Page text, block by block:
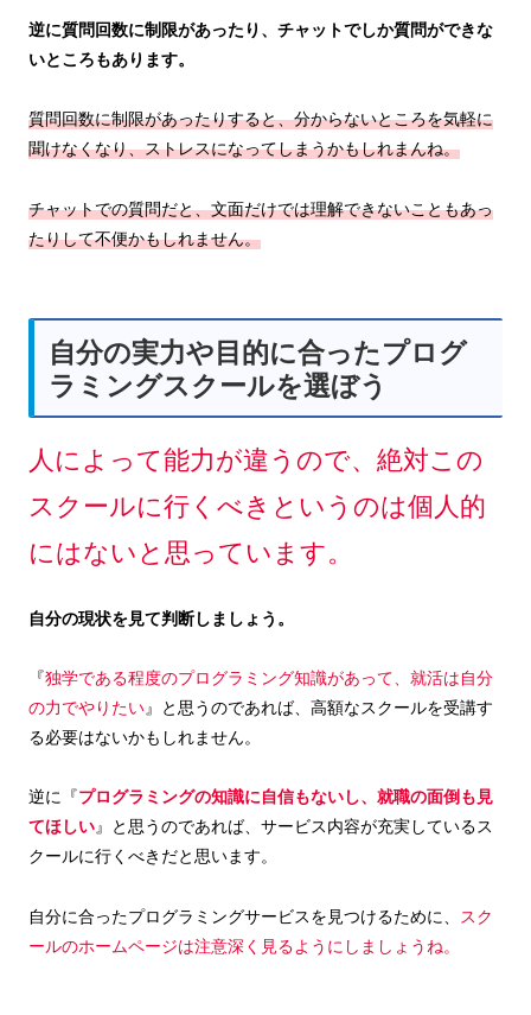
逆に質問回数に制限があったり、チャットでしか質問ができな
いところもあります。
質問回数に制限があったりすると、分からないところを気軽に
聞けなくなり、ストレスになってしまうかもしれまんね。
チャットでの質問だと、文面だけでは理解できないこともあっ
たりして不便かもしれません。
自分の実力や目的に合ったプログ
ラミングスクールを選ぼう
人によって能力が違うので、絶対この
スクールに行くべきというのは個人的
にはないと思っています。
自分の現状を見て判断しましょう。
『独学である程度のプログラミング知識があって、就活は自分
の力でやりたい』と思うのであれば、高額なスクールを受講す
る必要はないかもしれません。
逆に『プログラミングの知識に自信もないし、就職の面倒も見
てほしい』と思うのであれば、サービス内容が充実しているス
クールに行くべきだと思います。
自分に合ったプログラミングサービスを見つけるために、 スク
ールのホームページは注意深く見るようにしましょうね。